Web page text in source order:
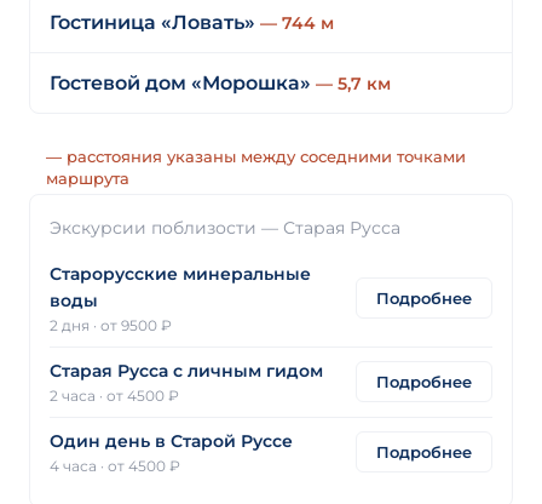
Гостиница «Ловать» — 744 м
Гостевой дом «Морошка» — 5,7 км
— расстояния указаны между соседними точками
маршрута
Экскурсии поблизости — Старая Русса
Старорусские минеральные
воды
2 дня · от 9500 ₽
Подробнее
Старая Русса с личным гидом
2 часа · от 4500 ₽
Подробнее
Один день в Старой Руссе
4 часа · от 4500 ₽
Подробнее